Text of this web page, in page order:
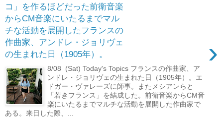
コ」を作るほどだった前衛音楽
からCM音楽にいたるまでマル
チな活動を展開したフランスの
作曲家、アンドレ・ジョリヴェ
の生まれた日（1905年）。
›
8/08 (Sat) Today's Topics フランスの作曲家、ア
ンドレ・ジョリヴェの生まれた日（1905年）。エ
ドガー・ヴァレーズに師事。またメシアンらと
「若きフランス」を結成した。前衛音楽からCM音
楽にいたるまでマルチな活動を展開した作曲家で
ある。来日した際、...